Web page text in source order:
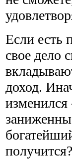
Если есть
свое дело
доход.
изменился
получится?